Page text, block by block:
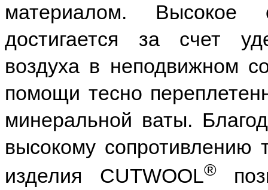
материалом. Высокое
достигается за счет
воздуха в неподвижном
помощи тесно
минеральной ваты.
высокому сопротивлению
изделия CUTWOOL®